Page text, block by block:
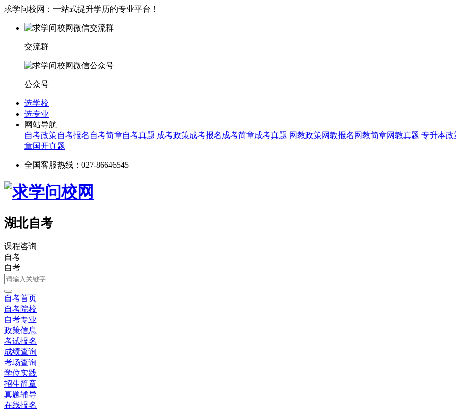
求学问校网：一站式提升学历的专业平台！
交流群
公众号
选学校
选专业
网站导航
自考政策自考报名 自考简章自考真题 成考政策成考报名 成考简章成考真题 网教政策网教报名 网教简章网教真题 专升本政
章国开真题
全国客服热线：027-86646545
湖北自考
课程咨询
自考
自考
自考首页
自考院校
自考专业
政策信息
考试报名
成绩查询
考场查询
学位实践
招生简章
真题辅导
在线报名